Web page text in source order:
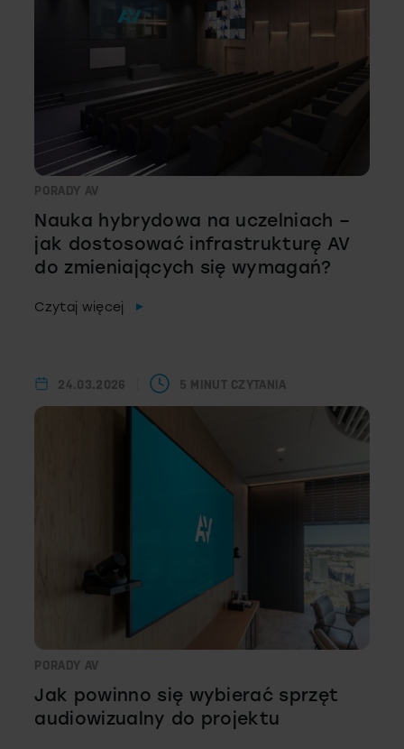
PORADY AV
Nauka hybrydowa na uczelniach –
jak dostosować infrastrukturę AV
do zmieniających się wymagań?
Czytaj więcej
24.03.2026 5 MINUT CZYTANIA
PORADY AV
Jak powinno się wybierać sprzęt
audiowizualny do projektu